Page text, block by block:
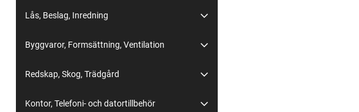
Lås, Beslag, Inredning
Byggvaror, Formsättning, Ventilation
Redskap, Skog, Trädgård
Kontor, Telefoni- och datortillbehör